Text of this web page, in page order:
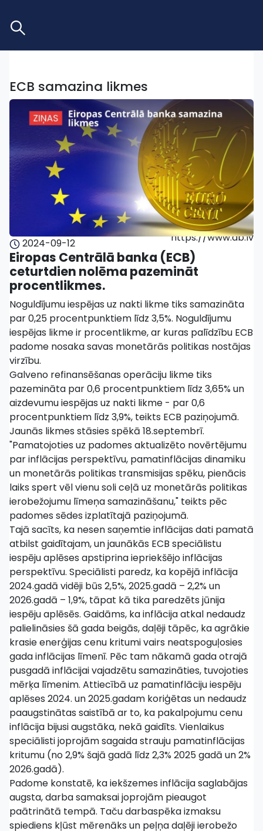
ECB samazina likmes
2024-09-12 https://www.db.lv
Eiropas Centrālā banka (ECB)
ceturtdien nolēma pazemināt
procentlikmes.
Noguldījumu iespējas uz nakti likme tiks samazināta
par 0,25 procentpunktiem līdz 3,5%. Noguldījumu
iespējas likme ir procentlikme, ar kuras palīdzību ECB
padome nosaka savas monetārās politikas nostājas
virzību.
Galveno refinansēšanas operāciju likme tiks
pazemināta par 0,6 procentpunktiem līdz 3,65% un
aizdevumu iespējas uz nakti likme - par 0,6
procentpunktiem līdz 3,9%, teikts ECB paziņojumā.
Jaunās likmes stāsies spēkā 18.septembrī.
"Pamatojoties uz padomes aktualizēto novērtējumu
par inflācijas perspektīvu, pamatinflācijas dinamiku
un monetārās politikas transmisijas spēku, pienācis
laiks spert vēl vienu soli ceļā uz monetārās politikas
ierobežojumu līmeņa samazināšanu," teikts pēc
padomes sēdes izplatītajā paziņojumā.
Tajā sacīts, ka nesen saņemtie inflācijas dati pamatā
atbilst gaidītajam, un jaunākās ECB speciālistu
iespēju aplēses apstiprina iepriekšējo inflācijas
perspektīvu. Speciālisti paredz, ka kopējā inflācija
2024.gadā vidēji būs 2,5%, 2025.gadā – 2,2% un
2026.gadā – 1,9%, tāpat kā tika paredzēts jūnija
iespēju aplēsēs. Gaidāms, ka inflācija atkal nedaudz
palielināsies šā gada beigās, daļēji tāpēc, ka agrākie
krasie enerģijas cenu kritumi vairs neatspoguļosies
gada inflācijas līmenī. Pēc tam nākamā gada otrajā
pusgadā inflācijai vajadzētu samazināties, tuvojoties
mērķa līmenim. Attiecībā uz pamatinflāciju iespēju
aplēses 2024. un 2025.gadam koriģētas un nedaudz
paaugstinātas saistībā ar to, ka pakalpojumu cenu
inflācija bijusi augstāka, nekā gaidīts. Vienlaikus
speciālisti joprojām sagaida strauju pamatinflācijas
kritumu (no 2,9% šajā gadā līdz 2,3% 2025 gadā un 2%
2026.gadā).
Padome konstatē, ka iekšzemes inflācija saglabājas
augsta, darba samaksai joprojām pieaugot
paātrinātā tempā. Taču darbaspēka izmaksu
spiediens kļūst mērenāks un peļņa daļēji ierobežo